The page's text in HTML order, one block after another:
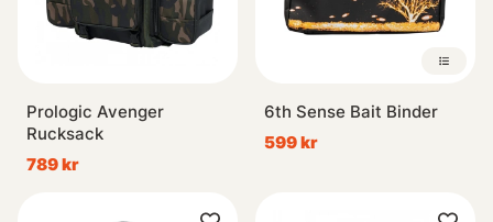
Prologic Avenger
Rucksack
789 kr
6th Sense Bait Binder
599 kr